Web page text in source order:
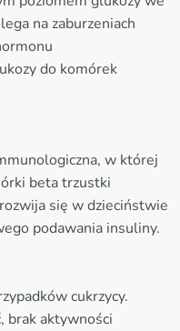
na zaburzeniach
do komórek
w której
beta trzustki
się w dzieciństwie
podawania insuliny.
cukrzycy.
brak aktywności